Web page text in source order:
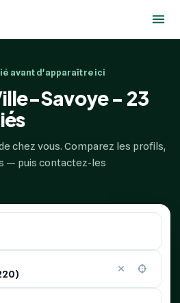
avant d'apparaître ici
Savoye - 23
chez vous. Comparez les profils,
— puis contactez-les